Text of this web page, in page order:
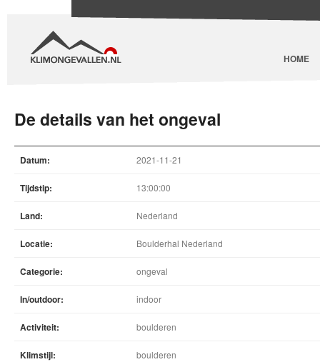
HOME
De details van het ongeval
Datum: 2021-11-21
Tijdstip: 13:00:00
Land: Nederland
Locatie: Boulderhal Nederland
Categorie: ongeval
In/outdoor: indoor
Activiteit: boulderen
Klimstijl: boulderen